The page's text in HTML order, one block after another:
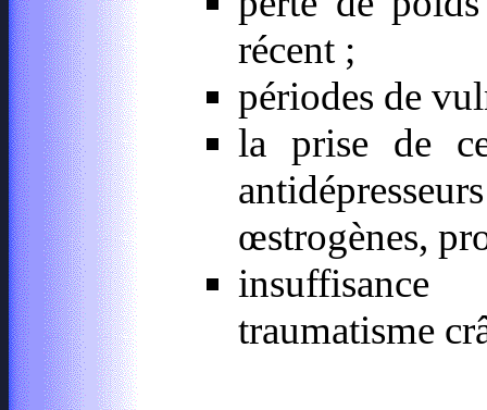
récent ;
périodes de
la prise de
œstrogènes,
traumatisme